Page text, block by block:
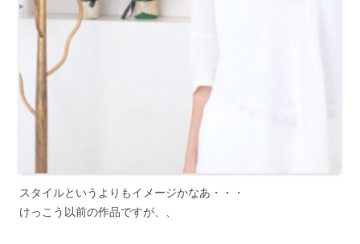
スタイルというよりもイメージかなあ・・・
けっこう以前の作品ですが、、